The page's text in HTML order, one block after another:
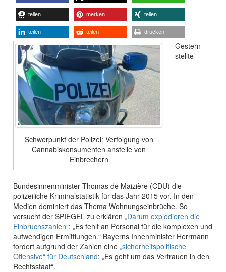
teilen merken teilen
teilen teilen drucken
Schwerpunkt der Polizei: Verfolgung von
Cannabiskonsumenten anstelle von
Einbrechern
Gestern
stellte
Bundesinnenminister Thomas de Maizière (CDU) die
polizeiliche Kriminalstatistik für das Jahr 2015 vor. In den
Medien dominiert das Thema Wohnungseinbrüche. So
versucht der SPIEGEL zu erklären „Darum explodieren die
Einbruchszahlen“: „Es fehlt an Personal für die komplexen und
aufwendigen Ermittlungen.“ Bayerns Innenminister Herrmann
fordert aufgrund der Zahlen eine „sicherheitspolitische
Offensive“ für Deutschland: „Es geht um das Vertrauen in den
Rechtsstaat“.